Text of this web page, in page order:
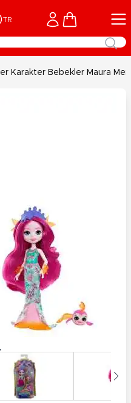
TR Cart
Karakter Bebekler Maura